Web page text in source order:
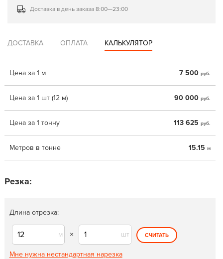
Доставка в день заказа 8:00—23:00
ДОСТАВКА ОПЛАТА КАЛЬКУЛЯТОР
Цена за 1 м 7 500 руб.
Цена за 1 шт (12 м) 90 000 руб.
Цена за 1 тонну 113 625 руб.
Метров в тонне 15.15 м
Резка:
Длина отрезка:
м × шт СЧИТАТЬ
Мне нужна нестандартная нарезка